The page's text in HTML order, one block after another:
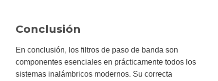
Conclusión
En conclusión, los filtros de paso de banda son
componentes esenciales en prácticamente todos los
sistemas inalámbricos modernos. Su correcta